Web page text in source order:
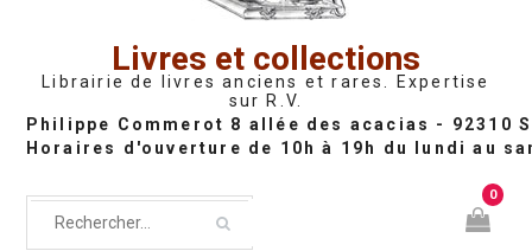
Livres et collections
Librairie de livres anciens et rares. Expertise
sur R.V.
0